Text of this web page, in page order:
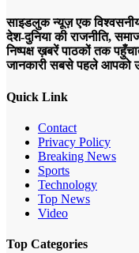
साइडलुक न्यूज़ एक विश्वसनीय
देश-दुनिया की राजनीति,
निष्पक्ष ख़बरें पाठकों तक
जानकारी सबसे पहले आपको
Quick Link
Contact
Privacy Policy
Breaking News
Sports
Technology
Top News
Video
Top Categories